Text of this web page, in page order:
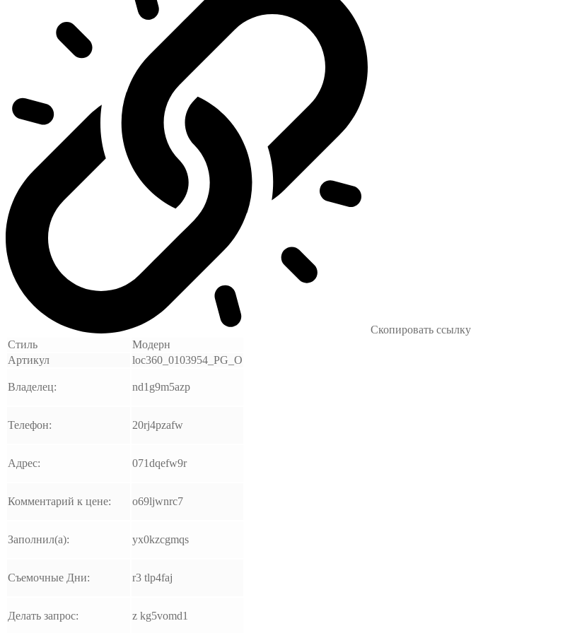
Скопировать ссылку
Стиль
Модерн
Артикул
loc360_0103954_PG_O
Владелец: nd1g9m5azp
Телефон: 20rj4pzafw
Адрес: 071dqefw9r
Комментарий к цене: o69ljwnrc7
Заполнил(а): yx0kzcgmqs
Съемочные Дни: r3 tlp4faj
Делать запрос: z kg5vomd1